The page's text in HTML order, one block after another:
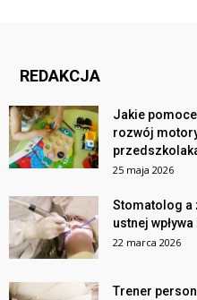
REDAKCJA
Jakie
rozwój
25 maja 2026
Stomatolog a
ustnej wpływa
22 marca 2026
Trener